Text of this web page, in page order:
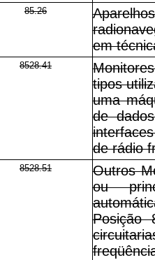
85.26
em
8528.41
tipos
uma
de
de rádio
8528.51
Outros
ou
Posição